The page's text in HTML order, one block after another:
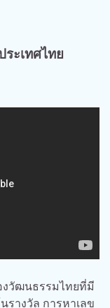
ระเทศไทย
งวัฒนธรรมไทยที่มี
างวัล การหาเลข